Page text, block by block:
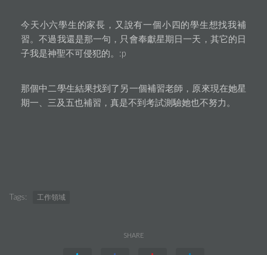
今天小六學生的家長，又說有一個小四的學生想找我補
習。不過我還是那一句，只會奉獻星期日一天，其它的日
子我是神聖不可侵犯的。:p
那個中二學生結果找到了另一個補習老師，原來現在她星
期一、三及五也補習，真是不到考試測驗她也不努力。
Tags: 工作領域
SHARE